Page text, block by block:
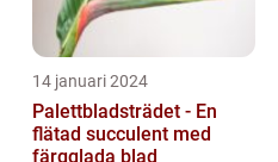
14 januari 2024
Palettbladsträdet - En
flätad succulent med
färgglada blad